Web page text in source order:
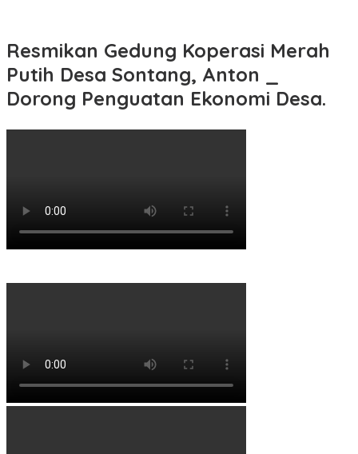
Resmikan Gedung Koperasi Merah
Putih Desa Sontang, Anton _
Dorong Penguatan Ekonomi Desa.